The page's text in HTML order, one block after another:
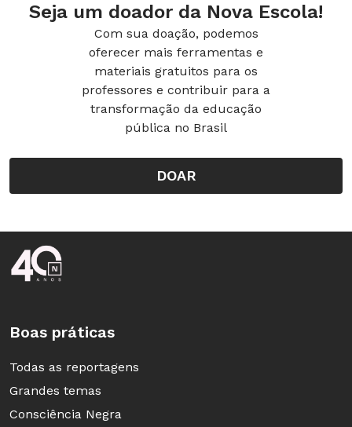
Seja um doador da Nova Escola!
Com sua doação, podemos
oferecer mais ferramentas e
materiais gratuitos para os
professores e contribuir para a
transformação da educação
pública no Brasil
DOAR
Rodapé da Nova Escola
Boas práticas
Todas as reportagens
Grandes temas
Consciência Negra